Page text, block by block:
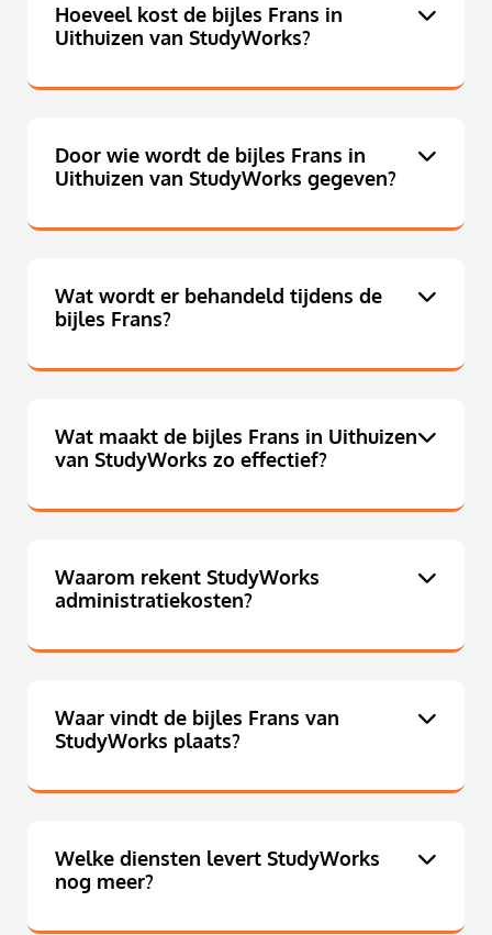
Hoeveel kost de bijles Frans in
Uithuizen van StudyWorks?
Door wie wordt de bijles Frans in
Uithuizen van StudyWorks gegeven?
Wat wordt er behandeld tijdens de
bijles Frans?
Wat maakt de bijles Frans in Uithuizen
van StudyWorks zo effectief?
Waarom rekent StudyWorks
administratiekosten?
Waar vindt de bijles Frans van
StudyWorks plaats?
Welke diensten levert StudyWorks
nog meer?